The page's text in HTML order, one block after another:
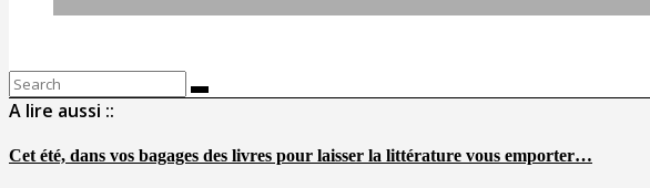
Search
for:
A lire aussi ::
Cet été, dans vos bagages des livres pour laisser la littérature vous emporter…